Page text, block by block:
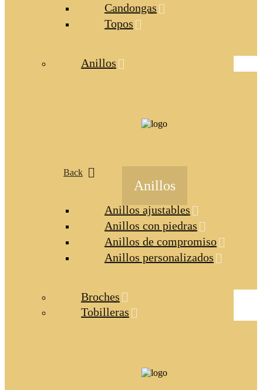
Candongas
Topos
Anillos
Back
Anillos
Anillos ajustables
Anillos con piedras
Anillos de compromiso
Anillos personalizados
Broches
Tobilleras